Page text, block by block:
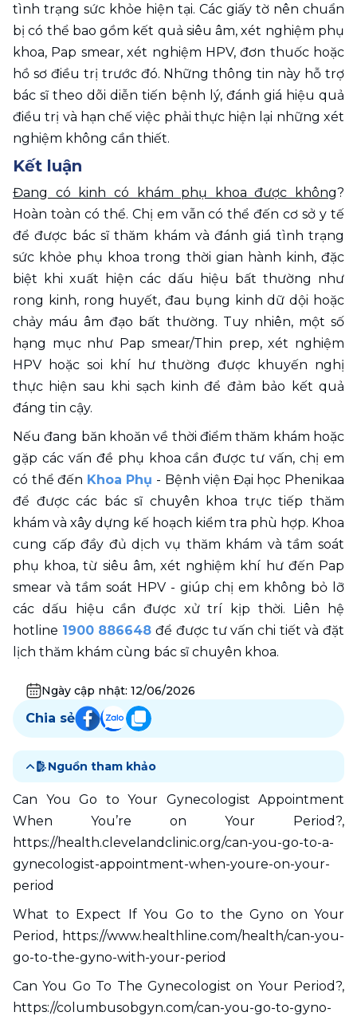
tình trạng sức khỏe hiện tại. Các giấy tờ nên chuẩn
bị có thể bao gồm kết quả siêu âm, xét nghiệm phụ
khoa, Pap smear, xét nghiệm HPV, đơn thuốc hoặc
hồ sơ điều trị trước đó. Những thông tin này hỗ trợ
bác sĩ theo dõi diễn tiến bệnh lý, đánh giá hiệu quả
điều trị và hạn chế việc phải thực hiện lại những xét
nghiệm không cần thiết.
Kết luận
Đang có kinh có khám phụ khoa được không?
Hoàn toàn có thể. Chị em vẫn có thể đến cơ sở y tế
để được bác sĩ thăm khám và đánh giá tình trạng
sức khỏe phụ khoa trong thời gian hành kinh, đặc
biệt khi xuất hiện các dấu hiệu bất thường như
rong kinh, rong huyết, đau bụng kinh dữ dội hoặc
chảy máu âm đạo bất thường. Tuy nhiên, một số
hạng mục như Pap smear/Thin prep, xét nghiệm
HPV hoặc soi khí hư thường được khuyến nghị
thực hiện sau khi sạch kinh để đảm bảo kết quả
đáng tin cậy.
Nếu đang băn khoăn về thời điểm thăm khám hoặc
gặp các vấn đề phụ khoa cần được tư vấn, chị em
có thể đến Khoa Phụ - Bệnh viện Đại học Phenikaa
để được các bác sĩ chuyên khoa trực tiếp thăm
khám và xây dựng kế hoạch kiểm tra phù hợp. Khoa
cung cấp đầy đủ dịch vụ thăm khám và tầm soát
phụ khoa, từ siêu âm, xét nghiệm khí hư đến Pap
smear và tầm soát HPV - giúp chị em không bỏ lỡ
các dấu hiệu cần được xử trí kịp thời. Liên hệ
hotline 1900 886648 để được tư vấn chi tiết và đặt
lịch thăm khám cùng bác sĩ chuyên khoa.
Ngày cập nhật: 12/06/2026
Chia sẻ
Nguồn tham khảo
Can You Go to Your Gynecologist Appointment
When You’re on Your Period?,
https://health.clevelandclinic.org/can-you-go-to-a-
gynecologist-appointment-when-youre-on-your-
period
What to Expect If You Go to the Gyno on Your
Period, https://www.healthline.com/health/can-you-
go-to-the-gyno-with-your-period
Can You Go To The Gynecologist on Your Period?,
https://columbusobgyn.com/can-you-go-to-gyno-